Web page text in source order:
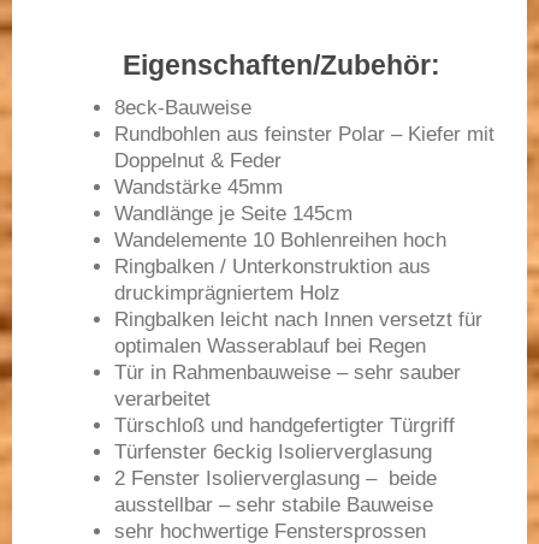
Eigenschaften/Zubehör:
8eck-Bauweise
Rundbohlen aus feinster Polar – Kiefer mit
Doppelnut & Feder
Wandstärke 45mm
Wandlänge je Seite 145cm
Wandelemente 10 Bohlenreihen hoch
Ringbalken / Unterkonstruktion aus
druckimprägniertem Holz
Ringbalken leicht nach Innen versetzt für
optimalen Wasserablauf bei Regen
Tür in Rahmenbauweise – sehr sauber
verarbeitet
Türschloß und handgefertigter Türgriff
Türfenster 6eckig Isolierverglasung
2 Fenster Isolierverglasung – beide
ausstellbar – sehr stabile Bauweise
sehr hochwertige Fenstersprossen